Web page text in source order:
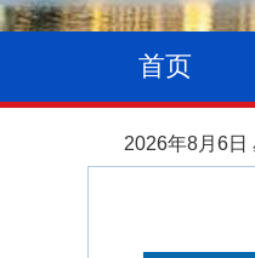
首页
2026年8月6日